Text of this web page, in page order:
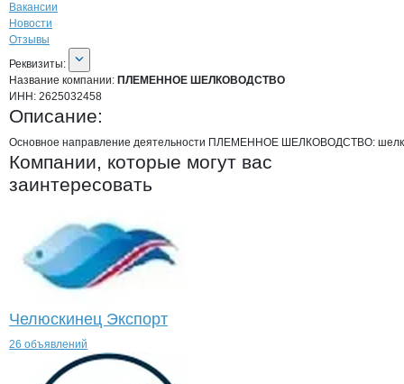
Вакансии
Новости
Отзывы
О компании
Реквизиты
Реквизиты:
Название компании: ПЛЕМЕННОЕ ШЕЛКОВОДСТВО
ИНН: 2625032458
Описание:
Основное направление деятельности ПЛЕМЕННОЕ ШЕЛКОВОДСТВО:
Компании, которые могут вас
заинтересовать
Челюскинец Экспорт
26 объявлений